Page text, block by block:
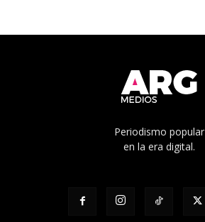
Periodismo popular
en la era digital.